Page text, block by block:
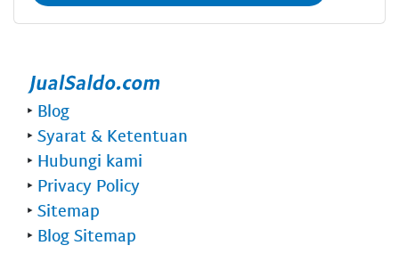
‣ Blog
‣ Syarat & Ketentuan
‣ Hubungi kami
‣ Privacy Policy
‣ Sitemap
‣ Blog Sitemap